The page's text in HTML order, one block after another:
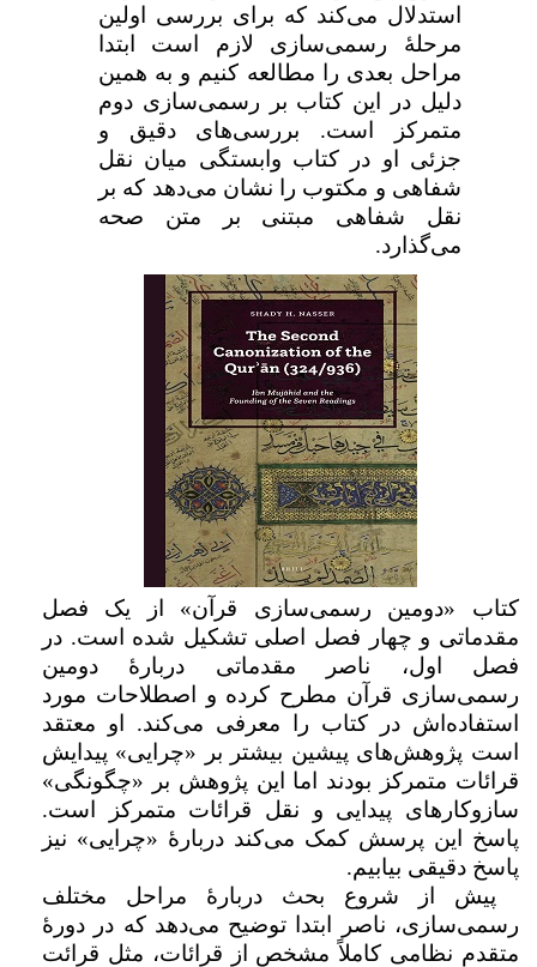
استدلال می‌کند که برای بررسی اولین
مرحلهٔ رسمی‌سازی لازم است ابتدا
مراحل بعدی را مطالعه کنیم و به همین
دلیل در این کتاب بر رسمی‌سازی دوم
متمرکز است. بررسی‌های دقیق و
جزئی او در کتاب وابستگی میان نقل
شفاهی و مکتوب را نشان می‌دهد که بر
نقل شفاهی مبتنی بر متن صحه
می‌گذارد.
کتاب «دومین رسمی‌سازی قرآن» از یک فصل
مقدماتی و چهار فصل اصلی تشکیل شده است. در
فصل اول، ناصر مقدماتی دربارۀ دومین
رسمی‌سازی قرآن مطرح کرده و اصطلاحات مورد
استفاده‌اش در کتاب را معرفی می‌کند. او معتقد
است پژوهش‌های پیشین بیشتر بر «چرایی» پیدایش
قرائات متمرکز بودند اما این پژوهش بر «چگونگی»
سازوکار‌های پیدایی و نقل قرائات متمرکز است.
پاسخ این پرسش کمک می‌کند دربارهٔ «چرایی» نیز
پاسخ دقیقی بیابیم.
پیش از شروع بحث دربارهٔ مراحل مختلف
رسمی‌سازی، ناصر ابتدا توضیح می‌دهد که در دورۀ
متقدم نظامی کاملاً مشخص از قرائات، مثل قرائت